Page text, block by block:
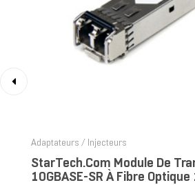
Adaptateurs / Injecteurs
StarTech.com Module De
10GBASE-SR À Fibre